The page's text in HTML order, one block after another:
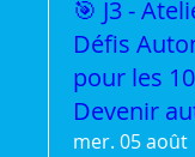
🎯 J3 -
Défis
pour les
Devenir
mer. 05 août